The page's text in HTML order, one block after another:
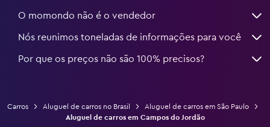
O momondo não é o vendedor
Nós reunimos toneladas de informações para você
Por que os preços não são 100% precisos?
Carros Aluguel de carros no Brasil
Aluguel de carros em São Paulo
Aluguel de carros em Campos do Jordão